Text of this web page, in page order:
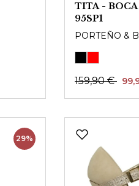
TITA -
95SP1
PORTEÑO &
159,90 €
29%